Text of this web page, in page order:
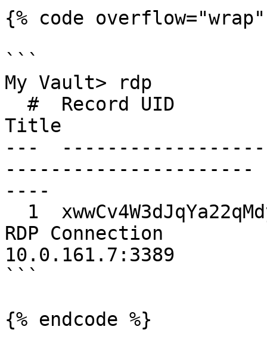
{% code
```
My Vault> rdp
Title
---
----
RDP Connection
10.0.161.7:3389
```
{% endcode %}